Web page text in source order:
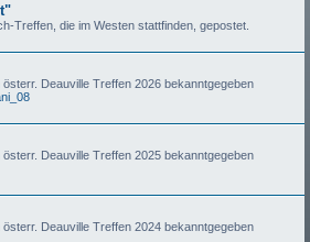
Treffen, die im Westen stattfinden, gepostet.
Deauville Treffen 2026 bekanntgegeben
Deauville Treffen 2025 bekanntgegeben
Deauville Treffen 2024 bekanntgegeben